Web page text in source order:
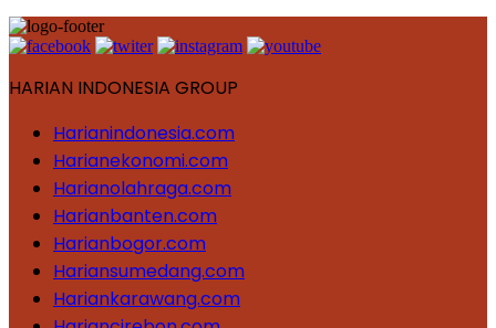
HARIAN INDONESIA GROUP
Harianindonesia.com
Harianekonomi.com
Harianolahraga.com
Harianbanten.com
Harianbogor.com
Hariansumedang.com
Hariankarawang.com